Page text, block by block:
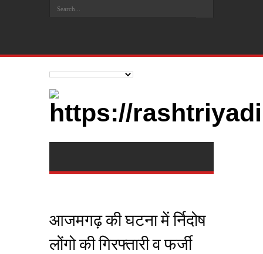
आजमगढ़ की घटना में र्निदोष
लोंगो की गिरफ्तारी व फर्जी